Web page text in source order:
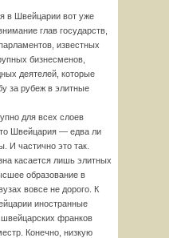
в Швейцарии вот уже
глав государств,
известных
бизнесменов,
деятелей, которые
за рубеж в элитные
для всех слоев
Швейцария — едва ли
И частично это так.
касается лишь элитных
образование в
вовсе не дорого. К
иностранные
франков
Конечно, низкую